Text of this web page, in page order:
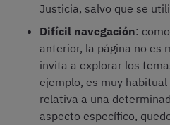
Justicia, salvo que se
Difícil navegación:
anterior, la página no es
invita a explorar los
ejemplo, es muy
relativa a una
aspecto específico,